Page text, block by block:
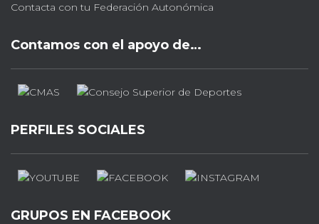
Contacta con tu Federación Autonómica
Contamos con el apoyo de…
PERFILES SOCIALES
GRUPOS EN FACEBOOK